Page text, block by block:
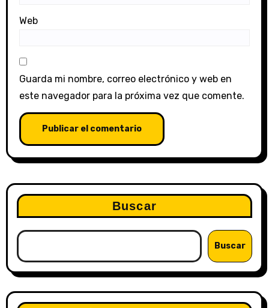
Web
Guarda mi nombre, correo electrónico y web en
este navegador para la próxima vez que comente.
Buscar
Buscar